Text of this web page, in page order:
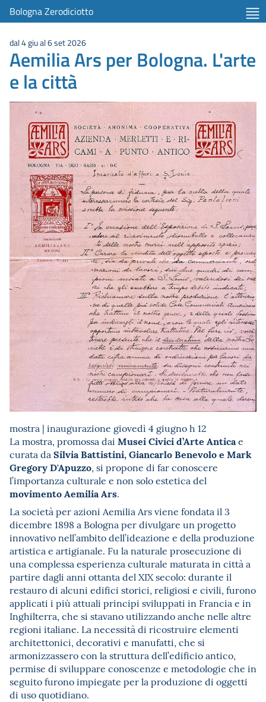
Bologna Zerodiciotto
dal 4 giu al 6 set 2026
Aemilia Ars per Bologna. L'arte
e la città
mostra | inaugurazione giovedì 4 giugno h 12
La mostra, promossa dai Musei Civici d’Arte Anticae
curata da Silvia Battistini, Giancarlo Benevolo e Mark
Gregory D'Apuzzo, si propone di far conoscere
l’importanza culturale e non solo estetica del
movimento Aemilia Ars.
La società per azioni Aemilia Ars viene fondata il 3
dicembre 1898 a Bologna per divulgare un progetto
innovativo nell’ambito dell’ideazione e della produzione
artistica e artigianale. Fu la naturale prosecuzione di
una complessa esperienza culturale maturata in città a
partire dagli anni ottanta del XIX secolo: durante il
restauro di alcuni edifici storici, religiosi e civili, furono
applicati i più attuali principi sviluppati in Francia e in
Inghilterra, che si stavano utilizzando anche nelle altre
regioni italiane. La necessità di ricostruire elementi
architettonici, decorativi e manufatti, che si
armonizzassero con la struttura dell’edificio antico,
permise di sviluppare conoscenze e metodologie che in
seguito furono impiegate per la produzione di oggetti
di uso quotidiano.